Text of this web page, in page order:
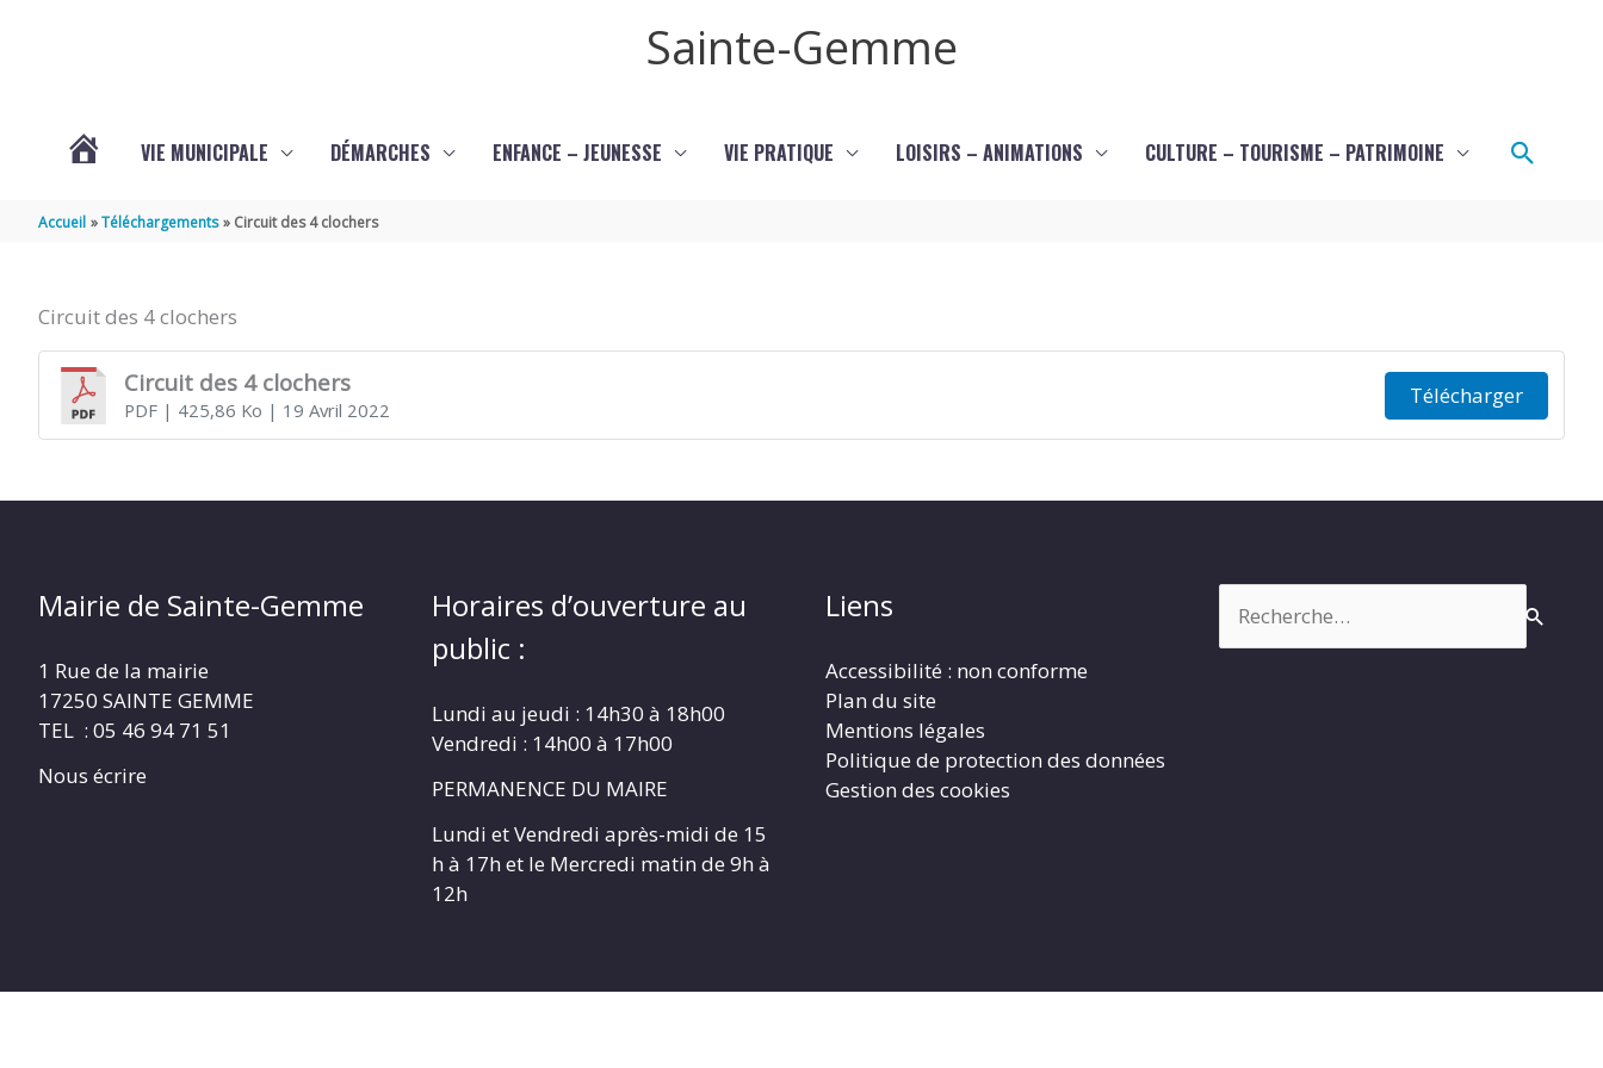
Sainte-Gemme
GEMME
VIE MUNICIPALE DÉMARCHES ENFANCE – JEUNESSE VIE PRATIQUE LOISIRS – ANIMATIONS CULTURE – TOURISME – PATRIMOINE
Accueil Téléchargements Circuit des 4 clochers
Circuit des 4 clochers
Circuit des 4 clochers
PDF| 425,86 Ko | 19 Avril 2022
Télécharger
Mairie de Sainte-Gemme
1 Rue de la mairie
17250 SAINTE GEMME
TEL : 05 46 94 71 51
Nous écrire
Horaires d’ouverture au
public :
Lundi au jeudi : 14h30 à 18h00
Vendredi : 14h00 à 17h00
PERMANENCE DU MAIRE
Lundi et Vendredi après-midi de 15
h à 17h et le Mercredi matin de 9h à
12h
Liens
Accessibilité : non conforme
Plan du site
Mentions légales
Politique de protection des données
Gestion des cookies